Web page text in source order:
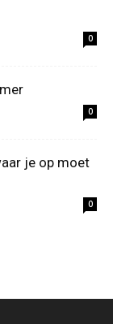
0
0
je op moet
0